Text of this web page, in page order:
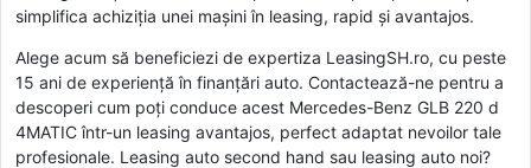
simplifica achiziția unei mașini în leasing, rapid și avantajos.
Alege acum să beneficiezi de expertiza LeasingSH.ro, cu peste
15 ani de experiență în finanțări auto. Contactează-ne pentru a
descoperi cum poți conduce acest Mercedes-Benz GLB 220 d
4MATIC într-un leasing avantajos, perfect adaptat nevoilor tale
profesionale. Leasing auto second hand sau leasing auto noi?